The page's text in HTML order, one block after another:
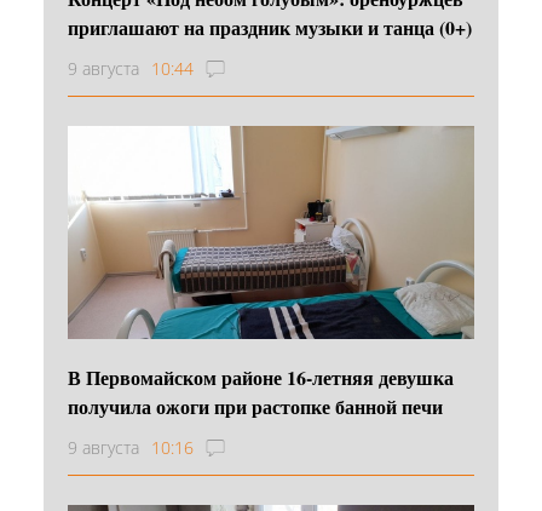
приглашают на праздник музыки и танца (0+)
9 августа 10:44
В Первомайском районе 16‑летняя девушка
получила ожоги при растопке банной печи
9 августа 10:16